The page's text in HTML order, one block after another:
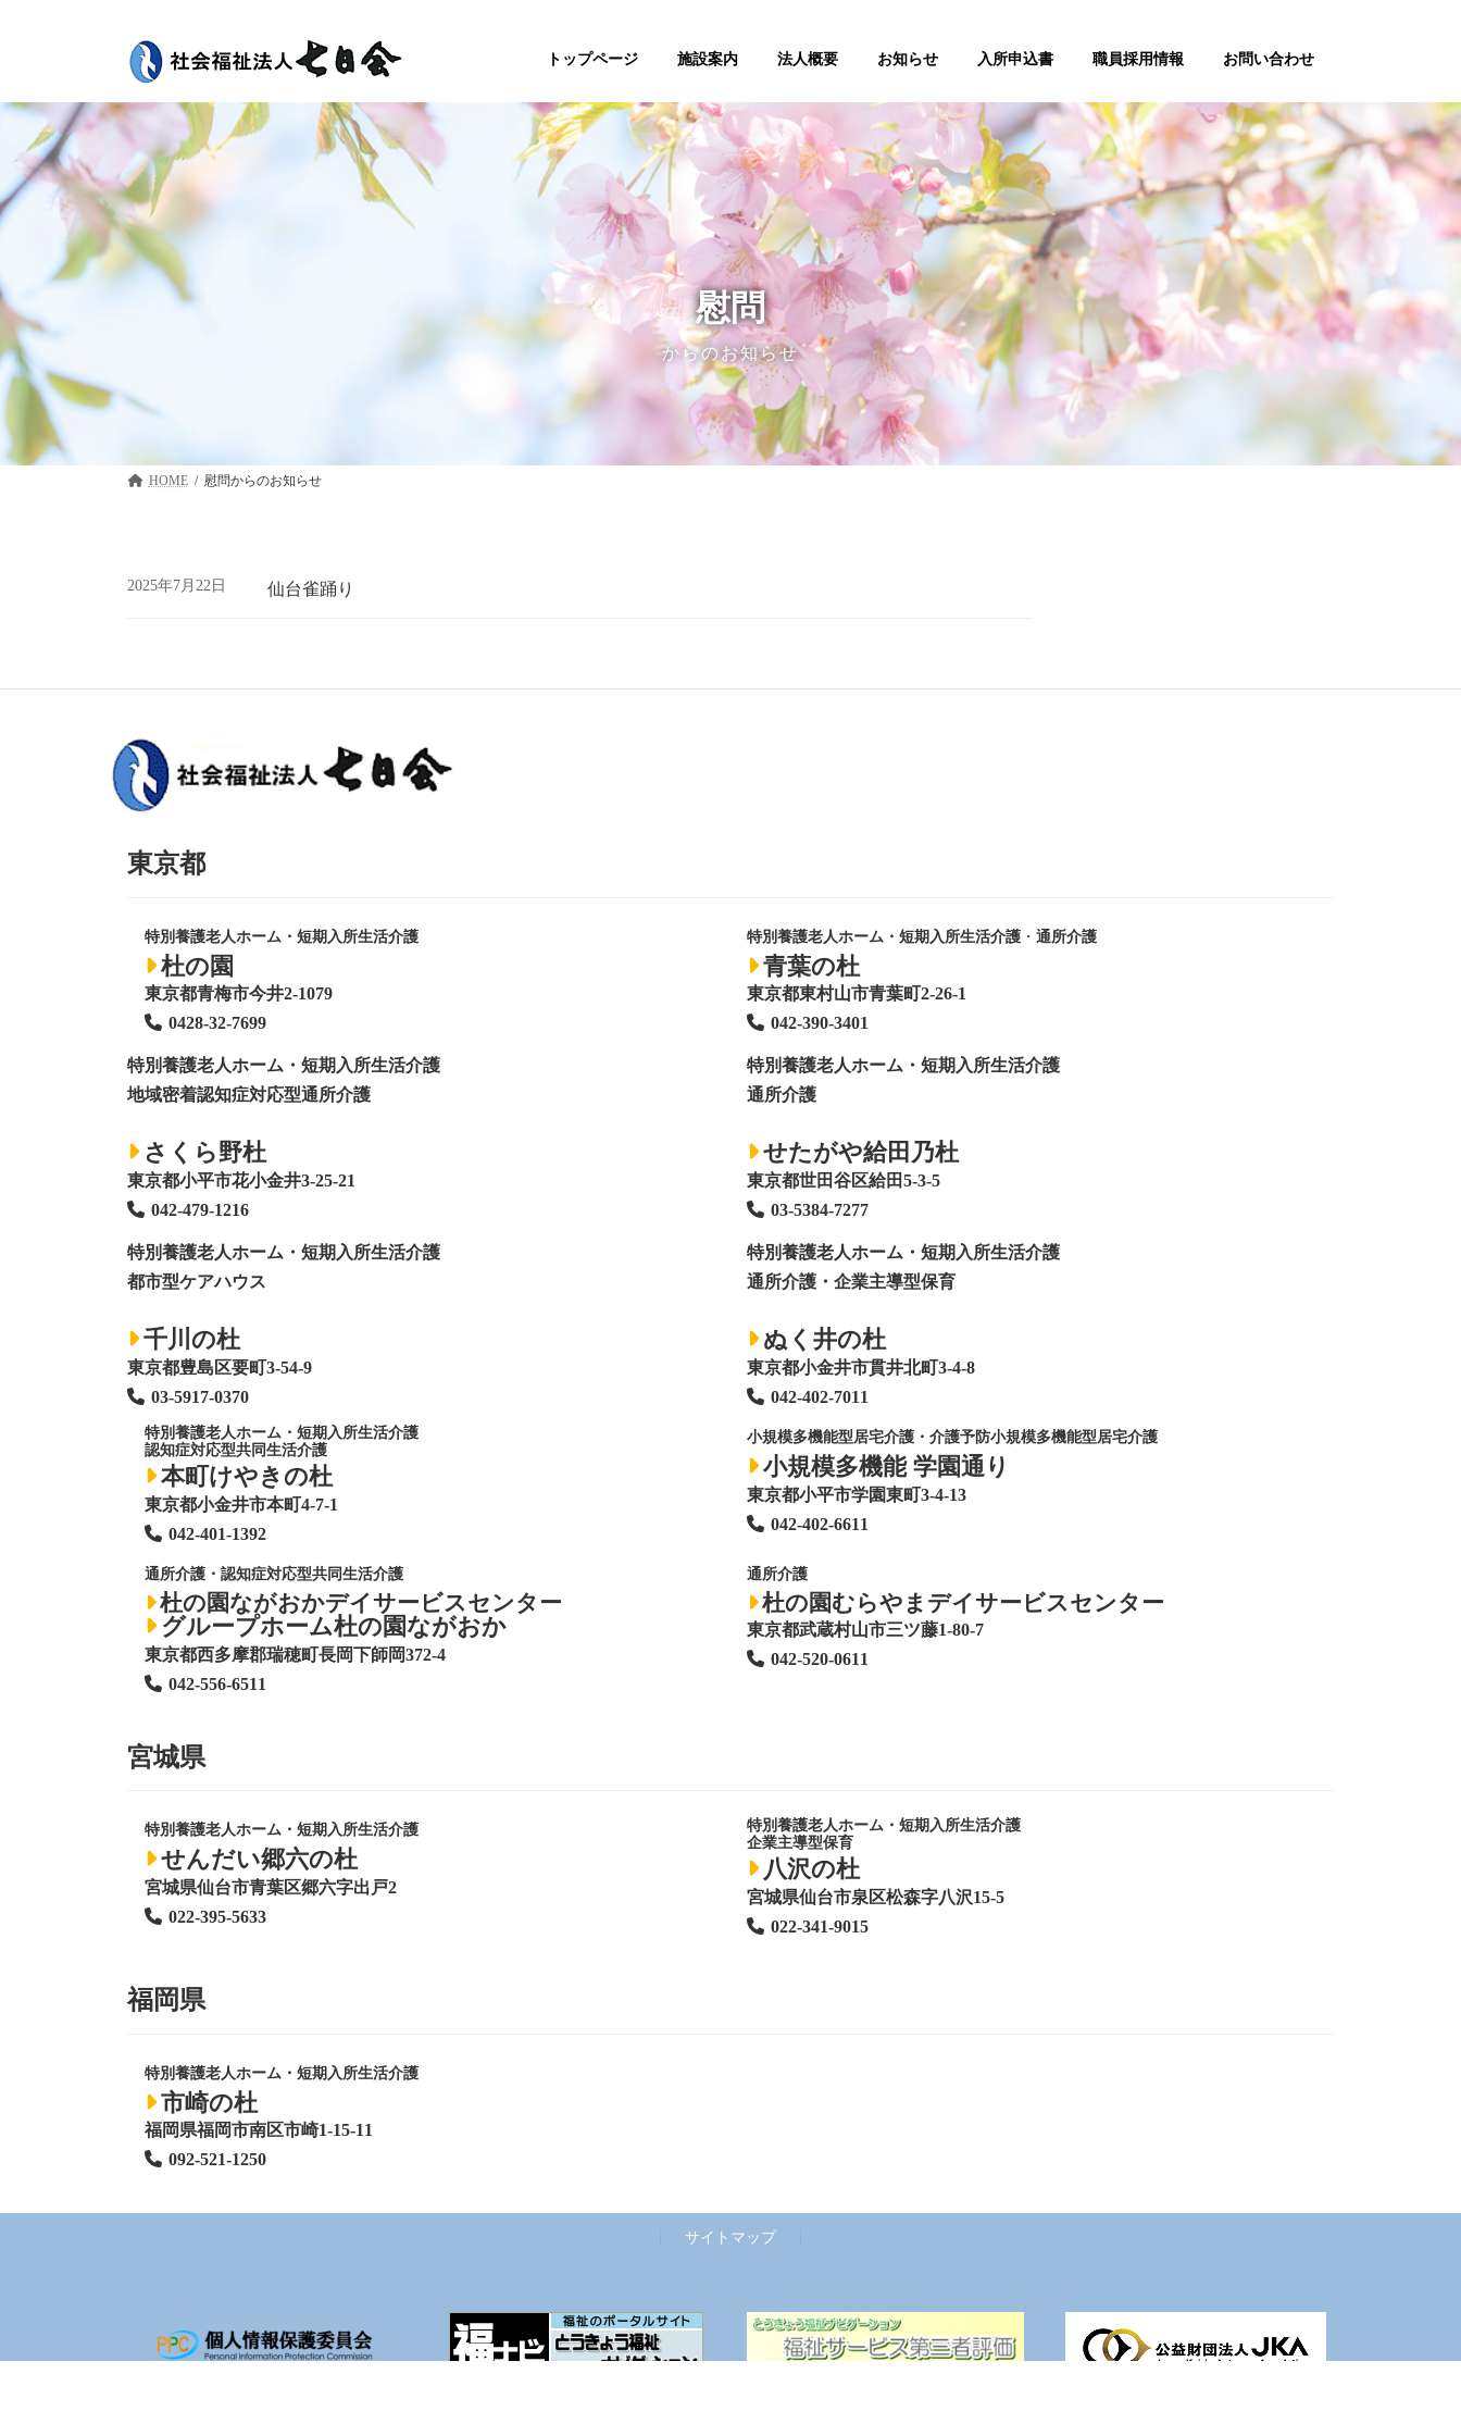
ツ
ッ
プ
シ
移
動
トップページ 施設案内 法人概要 お知らせ 入所申込書 職員採用情報 お問い合わせ
慰問
からのお知らせ
HOME 慰問
2025年7月22日 仙台雀踊り
東京都
特別養護老人ホーム・短期入所生活介護
杜の園
東京都青梅市今井2-1079
0428-32-7699
特別養護老人ホーム・短期入所生活介護 ・ 通所介護
青葉の杜
東京都東村山市青葉町2-26-1
042-390-3401
特別養護老人ホーム ・短期入所生活介護
地域密着認知症対応型通所介護
さくら野杜
東京都小平市花小金井3-25-21
042-479-1216
特別養護老人ホーム ・短期入所生活介護
通所介護
せたがや給田乃杜
東京都世田谷区給田5-3-5
03-5384-7277
特別養護老人ホーム ・短期入所生活介護
都市型ケアハウス
千川の杜
東京都豊島区要町3-54-9
03-5917-0370
特別養護老人ホーム ・短期入所生活介護
通所介護・企業主導型保育
ぬく井の杜
東京都小金井市貫井北町3-4-8
042-402-7011
特別養護老人ホーム ・短期入所生活介護
認知症対応型共同生活介護
本町けやきの杜
東京都小金井市本町4-7-1
042-401-1392
小規模多機能型居宅介護・介護予防小規模多機能型居宅介護
小規模多機能 学園通り
東京都小平市学園東町3-4-13
042-402-6611
通所介護・認知症対応型共同生活介護
杜の園ながおかデイサービスセンター
グループホーム杜の園ながおか
東京都西多摩郡瑞穂町長岡下師岡372-4
042-556-6511
通所介護
杜の園むらやまデイサービスセンター
東京都武蔵村山市三ツ藤1-80-7
042-520-0611
宮城県
特別養護老人ホーム ・短期入所生活介護
せんだい郷六の杜
宮城県仙台市青葉区郷六字出戸2
022-395-5633
特別養護老人ホーム ・短期入所生活介護
企業主導型保育
八沢の杜
宮城県仙台市泉区松森字八沢15-5
022-341-9015
福岡県
特別養護老人ホーム ・短期入所生活介護
市崎の杜
福岡県福岡市南区市崎1-15-11
092-521-1250
サイトマップ